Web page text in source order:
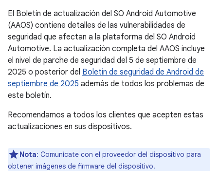
El Boletín de actualización del SO Android Automotive
(AAOS) contiene detalles de las vulnerabilidades de
seguridad que afectan a la plataforma del SO Android
Automotive. La actualización completa del AAOS incluye
el nivel de parche de seguridad del 5 de septiembre de
2025 o posterior del Boletín de seguridad de Android de
septiembre de 2025 además de todos los problemas de
este boletín.
Recomendamos a todos los clientes que acepten estas
actualizaciones en sus dispositivos.
Nota: Comunícate con el proveedor del dispositivo para
obtener imágenes de firmware del dispositivo.